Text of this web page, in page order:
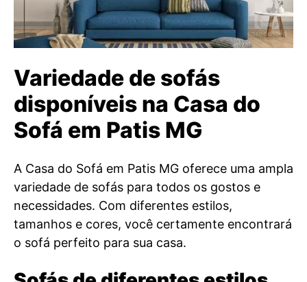
Variedade de sofás
disponíveis na Casa do
Sofá em Patis MG
A Casa do Sofá em Patis MG oferece uma ampla
variedade de sofás para todos os gostos e
necessidades. Com diferentes estilos,
tamanhos e cores, você certamente encontrará
o sofá perfeito para sua casa.